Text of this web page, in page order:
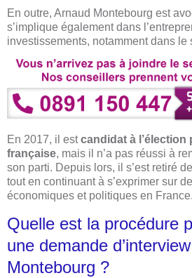
En outre, Arnaud Montebourg est
s’implique également dans
investissements, notamment dans le
En 2017, il estcandidat à l’élection
française, mais il n’a pas réussi à
son parti. Depuis lors, il s’est retiré
tout en continuant à s’exprimer sur
économiques et politiques en France.
Quelle est la procédure
une demande
Montebourg ?